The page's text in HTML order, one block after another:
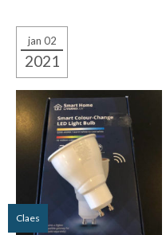
jan 02
2021
Claes